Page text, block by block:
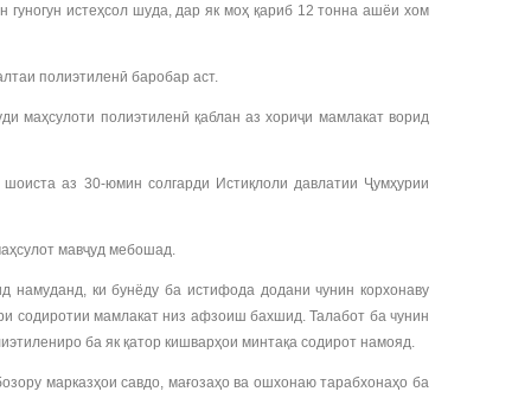
истеҳсол шуда, дар як моҳ қариб 12 тонна ашёи хом
полиэтиленӣ баробар аст.
маҳсулоти полиэтиленӣ қаблан аз хориҷи мамлакат ворид
аз 30-юмин солгарди Истиқлоли давлатии Ҷумҳурии
мавҷуд мебошад.
ки бунёду ба истифода додани чунин корхонаву
содиротии мамлакат низ афзоиш бахшид. Талабот ба чунин
ба як қатор кишварҳои минтақа содирот намояд.
марказҳои савдо, мағозаҳо ва ошхонаю тарабхонаҳо ба